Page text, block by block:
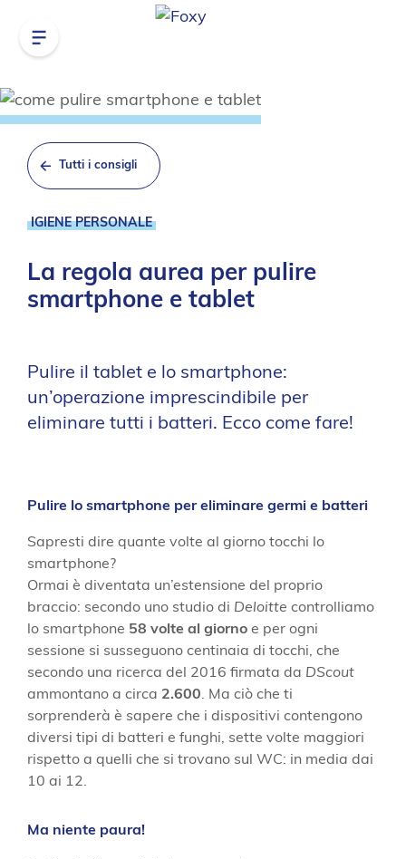
Tutti i consigli
IGIENE PERSONALE
La regola aurea per pulire
smartphone e tablet
Pulire il tablet e lo smartphone:
un’operazione imprescindibile per
eliminare tutti i batteri. Ecco come fare!
Pulire lo smartphone per eliminare germi e batteri
Sapresti dire quante volte al giorno tocchi lo
smartphone?
Ormai è diventata un’estensione del proprio
braccio: secondo uno studio di Deloitte controlliamo
lo smartphone 58 volte al giorno e per ogni
sessione si susseguono centinaia di tocchi, che
secondo una ricerca del 2016 firmata da DScout
ammontano a circa 2.600. Ma ciò che ti
sorprenderà è sapere che i dispositivi contengono
diversi tipi di batteri e funghi, sette volte maggiori
rispetto a quelli che si trovano sul WC: in media dai
10 ai 12.
Ma niente paura!